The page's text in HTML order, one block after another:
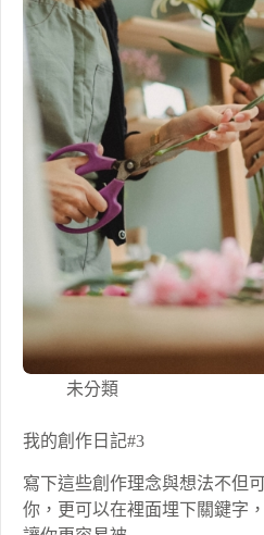
未分類
我的創作日記#3
寫下這些創作理念與想法不但
你，更可以在裡面埋下關鍵字